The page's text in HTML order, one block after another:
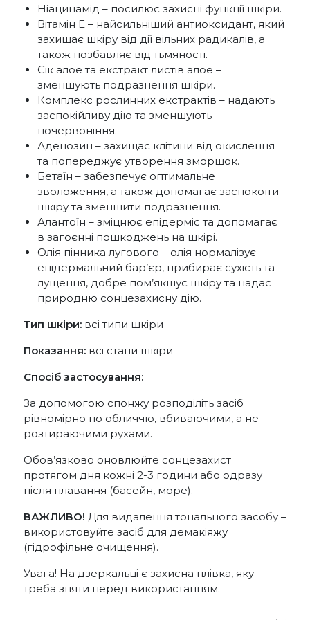
Ніацинамід – посилює захисні функції шкіри.
Вітамін Е – найсильніший антиоксидант, який
захищає шкіру від дії вільних радикалів, а
також позбавляє від тьмяності.
Сік алое та екстракт листів алое –
зменшують подразнення шкіри.
Комплекс рослинних екстрактів – надають
заспокійливу дію та зменшують
почервоніння.
Аденозин – захищає клітини від окислення
та попереджує утворення зморшок.
Бетаїн – забезпечує оптимальне
зволоження, а також допомагає заспокоїти
шкіру та зменшити подразнення.
Алантоїн – зміцнює епідерміс та допомагає
в загоєнні пошкоджень на шкірі.
Олія пінника лугового – олія нормалізує
епідермальний бар’єр, прибирає сухість та
лущення, добре пом’якшує шкіру та надає
природню сонцезахисну дію.
Тип шкіри: всі типи шкіри
Показання: всі стани шкіри
Спосіб застосування:
За допомогою спонжу розподіліть засіб
рівномірно по обличчю, вбиваючими, а не
розтираючими рухами.
Обов’язково оновлюйте сонцезахист
протягом дня кожні 2-3 години або одразу
після плавання (басейн, море).
ВАЖЛИВО! Для видалення тонального засобу –
використовуйте засіб для демакіяжу
(гідрофільне очищення).
Увага! На дзеркальці є захисна плівка, яку
треба зняти перед використанням.